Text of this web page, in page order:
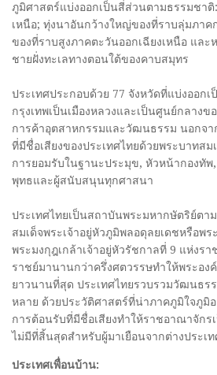
ภูมิศาสตร์แบ่งออกเป็นสี่ส่วนตามธรรมชา
เหนือ; ทุ่งนาอันกว้างใหญ่ของที่ราบลุ่มภา
ของที่ราบสูงภาคตะวันออกเฉียงเหนือ และ
ชายฝั่งทะเลทางตอนใต้ของคาบสมุทร
ประเทศประกอบด้วย 77 จังหวัดที่แบ่งออก
กรุงเทพเป็นเมืองหลวงและเป็นศูนย์กลางข
การค้าอุตสาหกรรมและวัฒนธรรม นอกจา
ที่มีชื่อเสียงของประเทศไทยด้วยพระบาทสม
การยอมรับในฐานะประมุข, หัวหน้ากองทั
พุทธและผู้สนับสนุนทุกศาสนา
ประเทศไทยเป็นสถาบันพระมหากษัตริย์ต
สมเด็จพระเจ้าอยู่หัวภูมิพลอดุลยเดชหรือพร
พระมงกุฎเกล้าเจ้าอยู่หัวรัชกาลที่ 9 แห่งรา
ราชย์มานานกว่าครึ่งศตวรรษทำให้พระอง
ยาวนานที่สุด ประเทศไทยรวบรวมวัฒนธร
หลาย ด้วยประวัติศาสตร์ที่น่าภาคภูมิใจภูมิ
การต้อนรับที่มีชื่อเสียงทำให้ราชอาณาจักร
ไม่มีที่สิ้นสุดสำหรับผู้มาเยือนจากต่างประเ
ประเทศเพื่อนบ้าน: